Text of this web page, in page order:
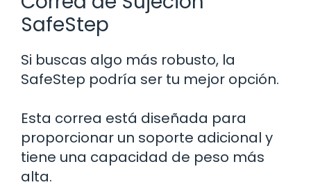
SafeStep
Si buscas algo más robusto, la
SafeStep podría ser tu mejor opción.
Esta correa está diseñada para
proporcionar un soporte adicional y
tiene una capacidad de peso más
alta.